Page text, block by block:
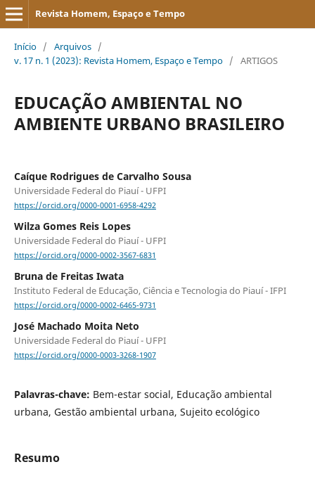
Revista Homem, Espaço e Tempo
Início / Arquivos /
v. 17 n. 1 (2023): Revista Homem, Espaço e Tempo / ARTIGOS
EDUCAÇÃO AMBIENTAL NO
AMBIENTE URBANO BRASILEIRO
Caíque Rodrigues de Carvalho Sousa
Universidade Federal do Piauí - UFPI
https://orcid.org/0000-0001-6958-4292
Wilza Gomes Reis Lopes
Universidade Federal do Piauí - UFPI
https://orcid.org/0000-0002-3567-6831
Bruna de Freitas Iwata
Instituto Federal de Educação, Ciência e Tecnologia do Piauí - IFPI
https://orcid.org/0000-0002-6465-9731
José Machado Moita Neto
Universidade Federal do Piauí - UFPI
https://orcid.org/0000-0003-3268-1907
Palavras-chave: Bem-estar social, Educação ambiental
urbana, Gestão ambiental urbana, Sujeito ecológico
Resumo